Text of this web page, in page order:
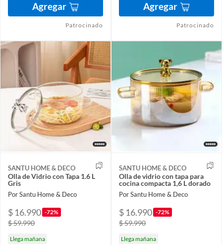
Agregar
Patrocinado
Agregar
Patrocinado
SANTU HOME & DECO
Olla de Vidrio con Tapa 1.6 L
Gris
Por Santu Home & Deco
$ 16.990 -72%
$ 59.990
Llega mañana
SANTU HOME & DECO
Olla de vidrio con tapa para
cocina compacta 1,6 L dorado
Por Santu Home & Deco
$ 16.990 -72%
$ 59.990
Llega mañana